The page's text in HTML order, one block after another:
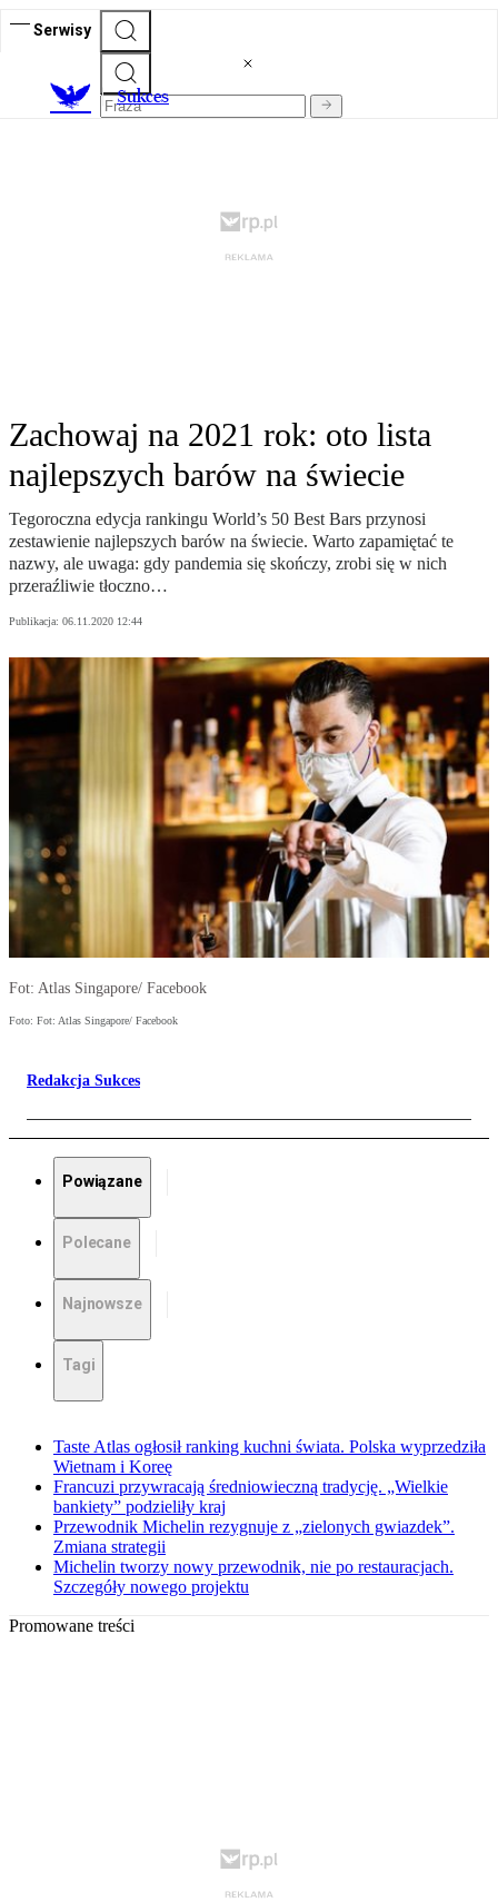
Serwisy
Sukces
Zachowaj na 2021 rok: oto lista
najlepszych barów na świecie
Tegoroczna edycja rankingu World’s 50 Best Bars przynosi
zestawienie najlepszych barów na świecie. Warto zapamiętać te
nazwy, ale uwaga: gdy pandemia się skończy, zrobi się w nich
przeraźliwie tłoczno…
Publikacja: 06.11.2020 12:44
Fot: Atlas Singapore/ Facebook
Foto: Fot: Atlas Singapore/ Facebook
Redakcja Sukces
Powiązane
Polecane
Najnowsze
Tagi
Taste Atlas ogłosił ranking kuchni świata. Polska wyprzedziła
Wietnam i Koreę
Francuzi przywracają średniowieczną tradycję. „Wielkie
bankiety” podzieliły kraj
Przewodnik Michelin rezygnuje z „zielonych gwiazdek”.
Zmiana strategii
Michelin tworzy nowy przewodnik, nie po restauracjach.
Szczegóły nowego projektu
Promowane treści